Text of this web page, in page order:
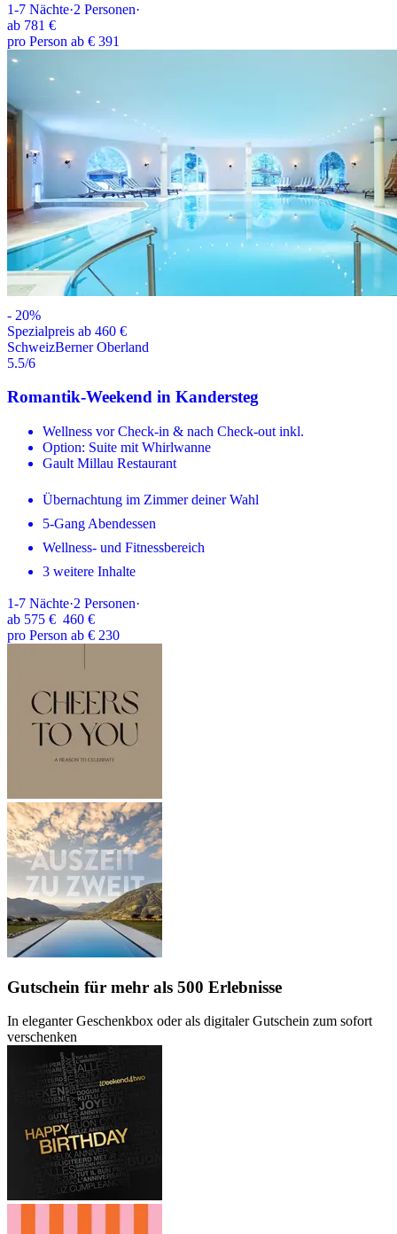
1-7 Nächte·2 Personen·
ab 781 €
pro Person ab € 391
- 20%
Spezialpreis ab 460 €
SchweizBerner Oberland
5.5/6
Romantik-Weekend in Kandersteg
Wellness vor Check-in & nach Check-out inkl.
Option: Suite mit Whirlwanne
Gault Millau Restaurant
Übernachtung im Zimmer deiner Wahl
5-Gang Abendessen
Wellness- und Fitnessbereich
3 weitere Inhalte
1-7 Nächte·2 Personen·
ab 575 € 460 €
pro Person ab € 230
Gutschein für mehr als 500 Erlebnisse
In eleganter Geschenkbox oder als digitaler Gutschein zum sofort
verschenken